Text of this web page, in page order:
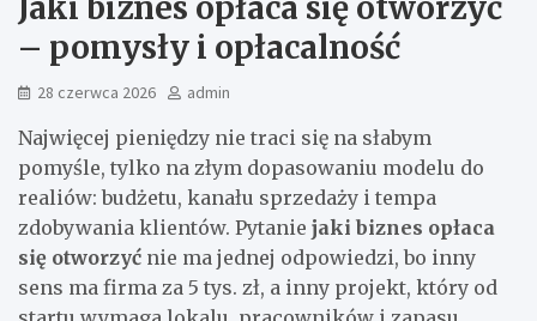
– pomysły i opłacalność
28 czerwca 2026 admin
Najwięcej pieniędzy nie traci się na słabym
pomyśle, tylko na złym dopasowaniu modelu do
realiów: budżetu, kanału sprzedaży i tempa
zdobywania klientów. Pytanie jaki biznes opłaca
się otworzyć nie ma jednej odpowiedzi, bo inny
sens ma firma za 5 tys. zł, a inny projekt, który od